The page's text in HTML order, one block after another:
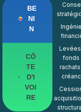
BE
NI
N
CÔ
TE
D'I
VOI
RE
fonds